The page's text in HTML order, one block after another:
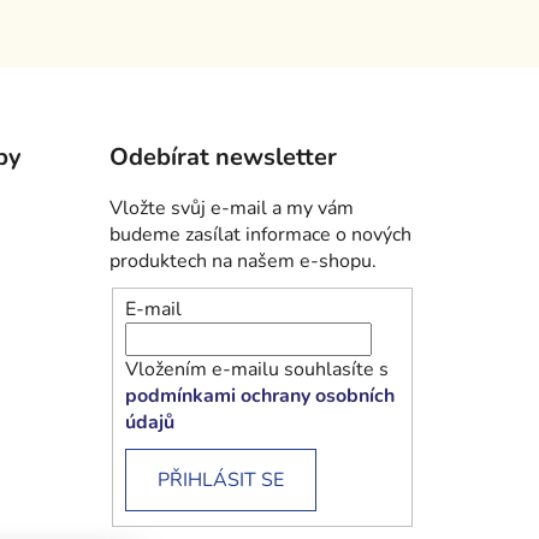
Odebírat newsletter
Vložte svůj e-mail a my vám
budeme zasílat informace o nových
produktech na našem e-shopu.
E-mail
Vložením e-mailu souhlasíte s
podmínkami ochrany osobních
údajů
PŘIHLÁSIT SE